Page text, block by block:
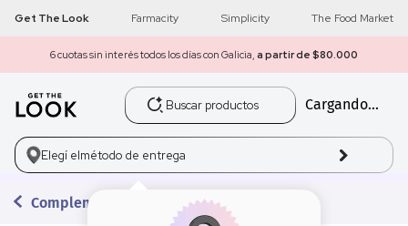
Get The Look Farmacity Simplicity The Food Market
6 cuotas sin interés todos los días con Galicia, a partir de $80.000
Buscar productos
Cargando...
Elegí elmétodo de entrega
Complementos para el Rostro
1 get the look
2 máscara pestañas
3.